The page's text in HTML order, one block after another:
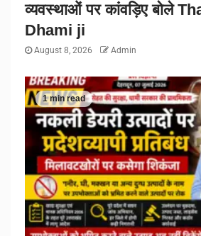
व्यवस्थाओं पर कांवड़िए बोले
Dhami ji
August 8, 2026 Admin
1 min read